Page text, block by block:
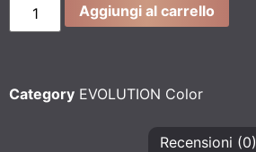
Aggiungi al carrello
Category EVOLUTION Color
Recensioni (0)